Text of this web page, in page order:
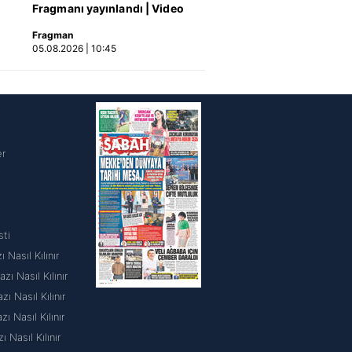
Fragmanı yayınlandı | Video
Fragman
05.08.2026 | 10:45
Nasıl Kılınır
Nasıl Kılınır
Nasıl Kılınır
Nasıl Kılınır
Nasıl Kılınır